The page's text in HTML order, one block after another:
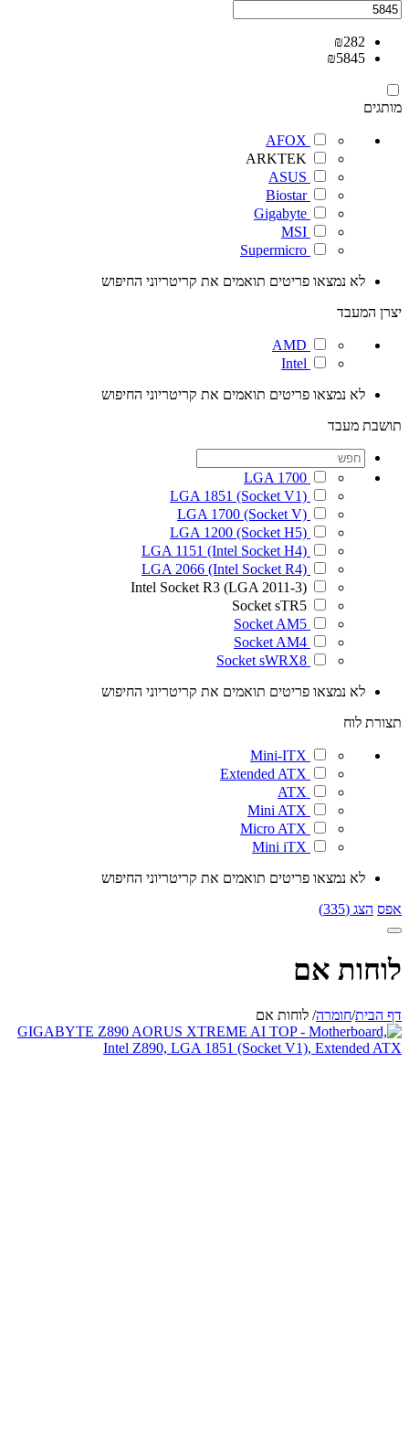
₪282
₪5845
מותגים
AFOX
ARKTEK
ASUS
Biostar
Gigabyte
MSI
Supermicro
לא נמצאו פריטים תואמים את קריטריוני החיפוש
יצרן המעבד
AMD
Intel
לא נמצאו פריטים תואמים את קריטריוני החיפוש
תושבת מעבד
LGA 1700
LGA 1851 (Socket V1)
LGA 1700 (Socket V)
LGA 1200 (Socket H5)
LGA 1151 (Intel Socket H4)
LGA 2066 (Intel Socket R4)
Intel Socket R3 (LGA 2011-3)
Socket sTR5
Socket AM5
Socket AM4
Socket sWRX8
לא נמצאו פריטים תואמים את קריטריוני החיפוש
תצורת לוח
Mini-ITX
Extended ATX
ATX
Mini ATX
Micro ATX
Mini iTX
לא נמצאו פריטים תואמים את קריטריוני החיפוש
אפס הצג (335)
לוחות אם
דף הבית/חומרה/ לוחות אם